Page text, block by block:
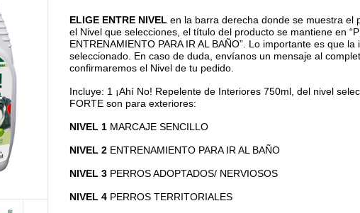
ELIGE ENTRE NIVEL en la barra derecha donde se muestra el
el Nivel que selecciones, el título del producto se mantiene en
ENTRENAMIENTO PARA IR AL BAÑO”. Lo importante es que
seleccionado. En caso de duda, envíanos un mensaje al
confirmaremos el Nivel de tu pedido.
Incluye: 1 ¡Ahí No! Repelente de Interiores 750ml, del nivel
FORTE son para exteriores:
NIVEL 1 MARCAJE SENCILLO
NIVEL 2 ENTRENAMIENTO PARA IR AL BAÑO
NIVEL 3 PERROS ADOPTADOS/ NERVIOSOS
NIVEL 4 PERROS TERRITORIALES